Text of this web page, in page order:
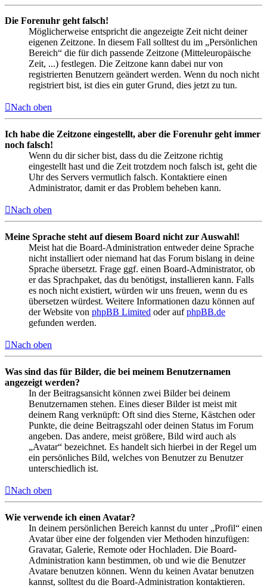
Die Forenuhr geht falsch!
Möglicherweise entspricht die angezeigte Zeit nicht deiner
eigenen Zeitzone. In diesem Fall solltest du im „Persönlichen
Bereich“ die für dich passende Zeitzone (Mitteleuropäische
Zeit, ...) festlegen. Die Zeitzone kann dabei nur von
registrierten Benutzern geändert werden. Wenn du noch nicht
registriert bist, ist dies ein guter Grund, dies jetzt zu tun.
Nach oben
Ich habe die Zeitzone eingestellt, aber die Forenuhr geht immer
noch falsch!
Wenn du dir sicher bist, dass du die Zeitzone richtig
eingestellt hast und die Zeit trotzdem noch falsch ist, geht die
Uhr des Servers vermutlich falsch. Kontaktiere einen
Administrator, damit er das Problem beheben kann.
Nach oben
Meine Sprache steht auf diesem Board nicht zur Auswahl!
Meist hat die Board-Administration entweder deine Sprache
nicht installiert oder niemand hat das Forum bislang in deine
Sprache übersetzt. Frage ggf. einen Board-Administrator, ob
er das Sprachpaket, das du benötigst, installieren kann. Falls
es noch nicht existiert, würden wir uns freuen, wenn du es
übersetzen würdest. Weitere Informationen dazu können auf
der Website von phpBB Limited oder aufphpBB.de
gefunden werden.
Nach oben
Was sind das für Bilder, die bei meinem Benutzernamen
angezeigt werden?
In der Beitragsansicht können zwei Bilder bei deinem
Benutzernamen stehen. Eines dieser Bilder ist meist mit
deinem Rang verknüpft: Oft sind dies Sterne, Kästchen oder
Punkte, die deine Beitragszahl oder deinen Status im Forum
angeben. Das andere, meist größere, Bild wird auch als
„Avatar“ bezeichnet. Es handelt sich hierbei in der Regel um
ein persönliches Bild, welches von Benutzer zu Benutzer
unterschiedlich ist.
Nach oben
Wie verwende ich einen Avatar?
In deinem persönlichen Bereich kannst du unter „Profil“ einen
Avatar über eine der folgenden vier Methoden hinzufügen:
Gravatar, Galerie, Remote oder Hochladen. Die Board-
Administration kann bestimmen, ob und wie die Benutzer
Avatare benutzen können. Wenn du keinen Avatar benutzen
kannst, solltest du die Board-Administration kontaktieren.